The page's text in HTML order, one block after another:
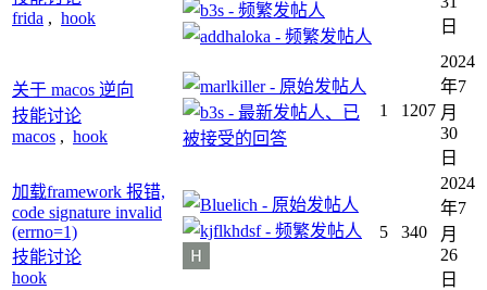
frida , hook
日
关于 macos 逆向
技能讨论
macos , hook
1 1207
2024
年7
月
30
日
加载framework 报错,
code signature invalid
(errno=1)
技能讨论
hook
5 340
2024
年7
月
26
日